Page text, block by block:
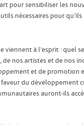
pour sensibiliser les
nécessaires pour
viennent à l’esprit : quel
de nos artistes et de
et de promotion
du
auront-ils